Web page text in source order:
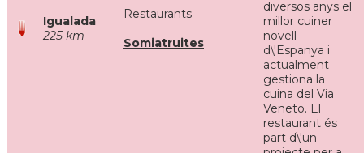
Igualada
225 km
Restaurants
Somiatruites
diversos anys el
millor cuiner
novell
d\'Espanya i
actualment
gestiona la
cuina del Via
Veneto. El
restaurant és
part d\'un